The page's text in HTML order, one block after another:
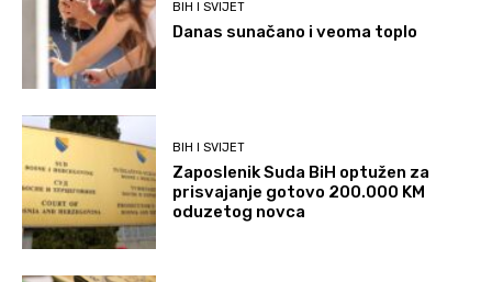
BIH I SVIJET
Danas sunačano i veoma toplo
BIH I SVIJET
Zaposlenik Suda BiH optužen za
prisvajanje gotovo 200.000 KM
oduzetog novca